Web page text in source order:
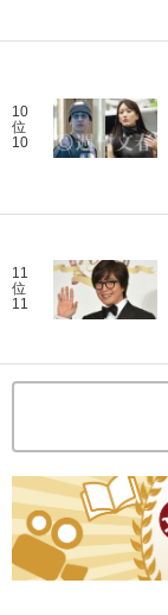
10
位
10
11
位
11